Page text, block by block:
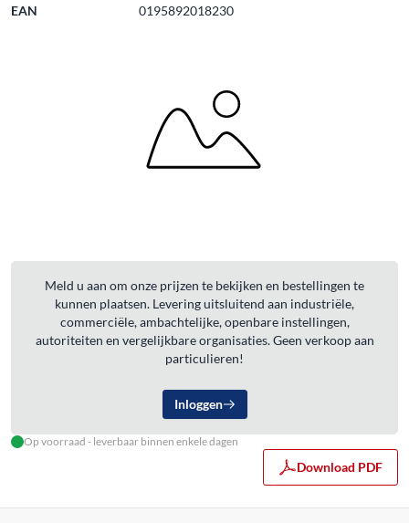
EAN
0195892018230
Meld u aan om onze prijzen te bekijken en bestellingen te
kunnen plaatsen. Levering uitsluitend aan industriële,
commerciële, ambachtelijke, openbare instellingen,
autoriteiten en vergelijkbare organisaties. Geen verkoop aan
particulieren!
Inloggen
Op voorraad - leverbaar binnen enkele dagen
Download PDF